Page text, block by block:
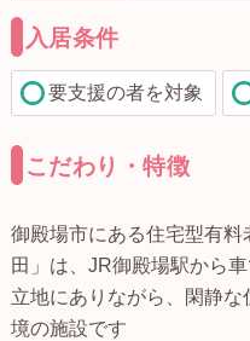
入居条件
要支援の者を対象
こだわり・特徴
御殿場市にある住宅型有
田」は、JR御殿場駅から
立地にありながら、閑静
境の施設です